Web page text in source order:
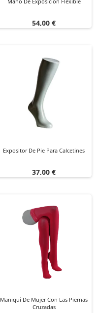
Precio
54,00 €
Expositor De Pie Para Calcetines
Precio
37,00 €
Maniquí De Mujer Con Las Piernas
Cruzadas